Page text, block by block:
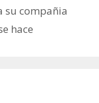
su compañia
hace